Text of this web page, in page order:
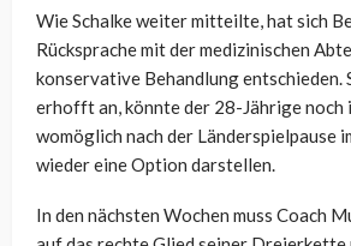
Wie Schalke weiter mitteilte, hat sich
Rücksprache mit der medizinischen
konservative Behandlung entschieden.
erhofft an, könnte der 28-Jährige noch
womöglich nach der Länderspielpause
wieder eine Option darstellen.
In den nächsten Wochen muss Coach